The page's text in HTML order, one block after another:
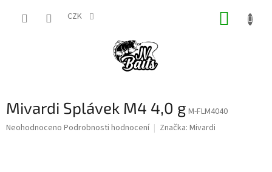
CZK
Mivardi Splávek M4 4,0 g M-FLM4040
Průměrné
Neohodnoceno Podrobnosti hodnocení Značka: Mivardi